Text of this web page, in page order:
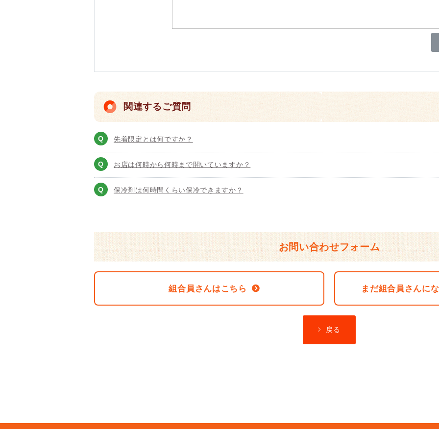
関連するご質問
先着限定とは何ですか？
お店は何時から何時まで開いていますか？
保冷剤は何時間くらい保冷できますか？
お問い合わせフォーム
組合員さんはこちら まだ組合員さんに
戻る